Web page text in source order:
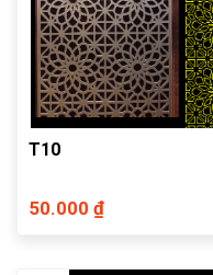
T10
50.000 ₫